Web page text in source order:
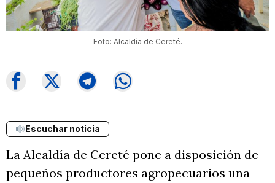
Foto: Alcaldía de Cereté.
Escuchar noticia
La Alcaldía de Cereté pone a disposición de
pequeños productores agropecuarios una